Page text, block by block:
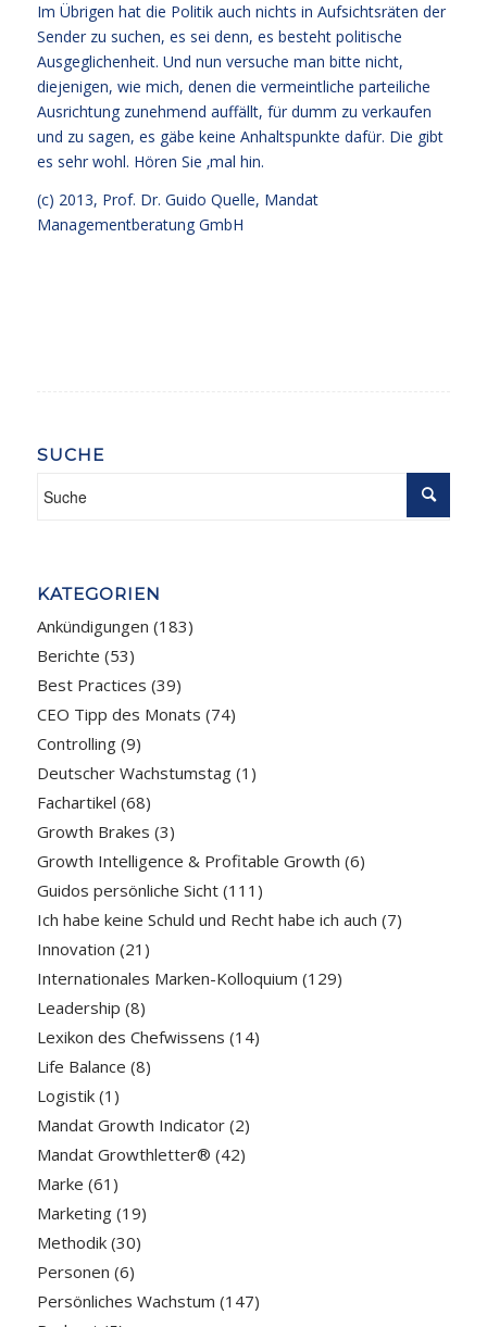
Im Übrigen hat die Politik auch nichts in Aufsichtsräten der
Sender zu suchen, es sei denn, es besteht politische
Ausgeglichenheit. Und nun versuche man bitte nicht,
diejenigen, wie mich, denen die vermeintliche parteiliche
Ausrichtung zunehmend auffällt, für dumm zu verkaufen
und zu sagen, es gäbe keine Anhaltspunkte dafür. Die gibt
es sehr wohl. Hören Sie ‚mal hin.
(c) 2013, Prof. Dr. Guido Quelle, Mandat
Managementberatung GmbH
SUCHE
KATEGORIEN
Ankündigungen (183)
Berichte (53)
Best Practices (39)
CEO Tipp des Monats (74)
Controlling(9)
Deutscher Wachstumstag(1)
Fachartikel (68)
Growth Brakes (3)
Growth Intelligence & Profitable Growth (6)
Guidos persönliche Sicht(111)
Ich habe keine Schuld und Recht habe ich auch (7)
Innovation (21)
Internationales Marken-Kolloquium (129)
Leadership (8)
Lexikon des Chefwissens (14)
Life Balance (8)
Logistik(1)
Mandat Growth Indicator(2)
Mandat Growthletter® (42)
Marke (61)
Marketing(19)
Methodik(30)
Personen (6)
Persönliches Wachstum (147)